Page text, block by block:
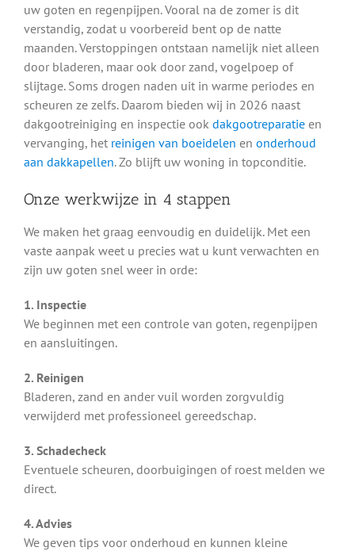
uw goten en regenpijpen. Vooral na de zomer is dit
verstandig, zodat u voorbereid bent op de natte
maanden. Verstoppingen ontstaan namelijk niet alleen
door bladeren, maar ook door zand, vogelpoep of
slijtage. Soms drogen naden uit in warme periodes en
scheuren ze zelfs. Daarom bieden wij in 2026 naast
dakgootreiniging en inspectie ook dakgootreparatieen
vervanging, het reinigen van boeidelen en onderhoud
aan dakkapellen. Zo blijft uw woning in topconditie.
Onze werkwijze in 4 stappen
We maken het graag eenvoudig en duidelijk. Met een
vaste aanpak weet u precies wat u kunt verwachten en
zijn uw goten snel weer in orde:
1. Inspectie
We beginnen met een controle van goten, regenpijpen
en aansluitingen.
2. Reinigen
Bladeren, zand en ander vuil worden zorgvuldig
verwijderd met professioneel gereedschap.
3. Schadecheck
Eventuele scheuren, doorbuigingen of roest melden we
direct.
4. Advies
We geven tips voor onderhoud en kunnen kleine